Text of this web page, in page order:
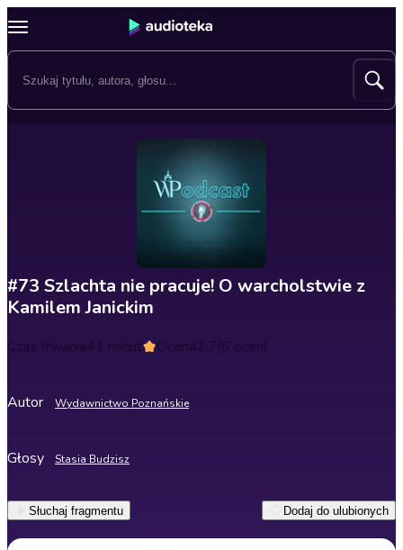
#73 Szlachta nie pracuje! O warcholstwie z
Kamilem Janickim
Czas trwania41 minut Ocena2.7(6 ocen)
Autor Wydawnictwo Poznańskie
Głosy Stasia Budzisz
Słuchaj fragmentu Dodaj do ulubionych